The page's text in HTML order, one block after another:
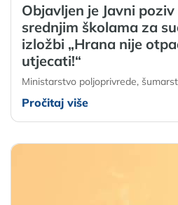
Objavljen je Javni
srednjim školama za
izložbi „Hrana nije
utjecati!“
Ministarstvo poljoprivrede,
Pročitaj više